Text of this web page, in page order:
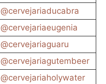
@cervejariaducabra
@cervejariaeugenia
@cervejariaguaru
@cervejariagutembeer
@cervejariaholywater